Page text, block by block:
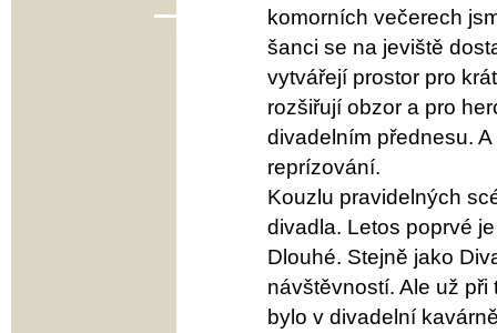
komorních večerech
šanci se na jeviště
vytvářejí prostor pro
rozšiřují obzor a pro
divadelním přednesu.
reprízování.
Kouzlu pravidelných
divadla. Letos poprvé
Dlouhé. Stejně jako
návštěvností. Ale už
bylo v divadelní